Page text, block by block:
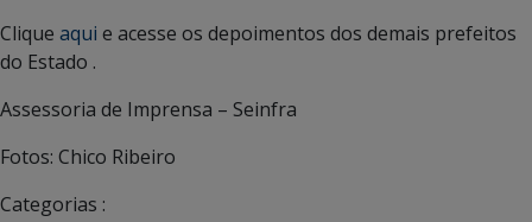
Clique aqui e acesse os depoimentos dos demais prefeitos
do Estado .
Assessoria de Imprensa – Seinfra
Fotos: Chico Ribeiro
Categorias :